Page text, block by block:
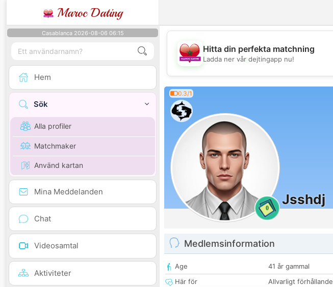
Maroc Dating
Casablanca 2026-08-06 06:15
Hem
Sök
Alla profiler
Matchmaker
Använd kartan
Mina Meddelanden
Chat
Videosamtal
Aktiviteter
💖
Hitta din perfekta matchning
Ladda ner vår dejtingapp nu!
0.3/1
0
Jsshdj
Medlemsinformation
Age
41 år gammal
Här för
Allvarligt förhållande